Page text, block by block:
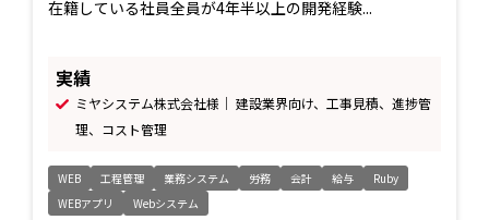
在籍している社員全員が4年半以上の開発経験...
実績
ミヤシステム株式会社様｜ 建設業界向け、工事見積、進捗管
理、コスト管理
WEB 工程管理 業務システム 労務 会計 給与
Ruby
WEBアプリ
Webシステム